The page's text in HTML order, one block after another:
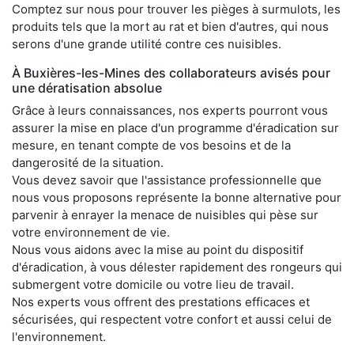
Comptez sur nous pour trouver les pièges à surmulots, les
produits tels que la mort au rat et bien d'autres, qui nous
serons d'une grande utilité contre ces nuisibles.
À Buxières-les-Mines des collaborateurs avisés pour
une dératisation absolue
Grâce à leurs connaissances, nos experts pourront vous
assurer la mise en place d'un programme d'éradication sur
mesure, en tenant compte de vos besoins et de la
dangerosité de la situation.
Vous devez savoir que l'assistance professionnelle que
nous vous proposons représente la bonne alternative pour
parvenir à enrayer la menace de nuisibles qui pèse sur
votre environnement de vie.
Nous vous aidons avec la mise au point du dispositif
d'éradication, à vous délester rapidement des rongeurs qui
submergent votre domicile ou votre lieu de travail.
Nos experts vous offrent des prestations efficaces et
sécurisées, qui respectent votre confort et aussi celui de
l'environnement.